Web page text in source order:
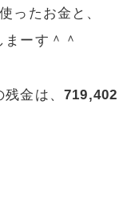
ったお金と、
ーす＾＾
残金は、719,402